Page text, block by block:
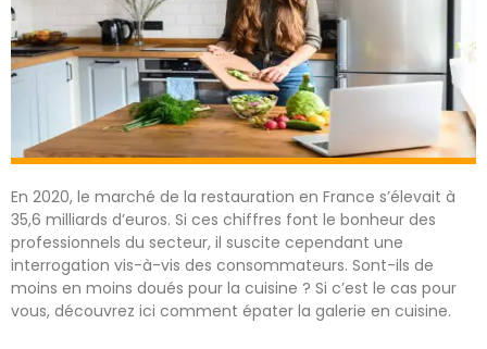
En 2020, le marché de la restauration en France s’élevait à
35,6 milliards d’euros. Si ces chiffres font le bonheur des
professionnels du secteur, il suscite cependant une
interrogation vis-à-vis des consommateurs. Sont-ils de
moins en moins doués pour la cuisine ? Si c’est le cas pour
vous, découvrez ici comment épater la galerie en cuisine.